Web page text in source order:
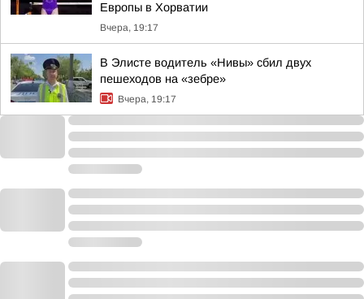
Европы в Хорватии
Вчера, 19:17
В Элисте водитель «Нивы» сбил двух
пешеходов на «зебре»
Вчера, 19:17